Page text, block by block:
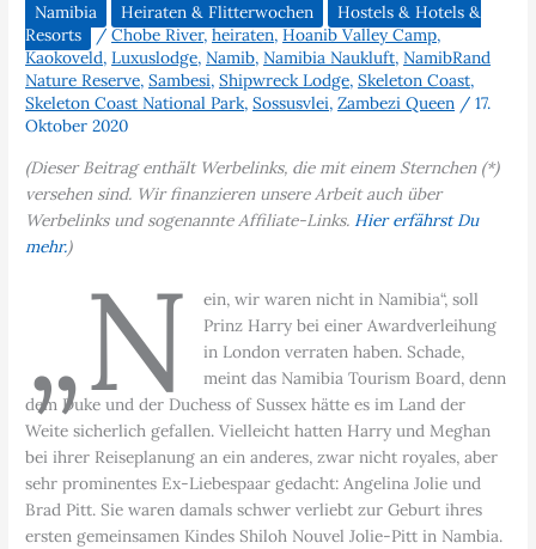
Namibia Heiraten & Flitterwochen
Hostels & Hotels &
Resorts
/Chobe River,heiraten,Hoanib Valley Camp,
Kaokoveld,Luxuslodge,Namib,Namibia Naukluft,NamibRand
Nature Reserve,Sambesi,Shipwreck Lodge,Skeleton Coast,
Skeleton Coast National Park,Sossusvlei,Zambezi Queen /17.
Oktober 2020
(Dieser Beitrag enthält Werbelinks, die mit einem Sternchen (*)
versehen sind. Wir finanzieren unsere Arbeit auch über
Werbelinks und sogenannte Affiliate-Links. Hier erfährst Du
mehr.)
„N
ein, wir waren nicht in Namibia“, soll
Prinz Harry bei einer Awardverleihung
in London verraten haben. Schade,
meint das Namibia Tourism Board, denn
dem Duke und der Duchess of Sussex hätte es im Land der
Weite sicherlich gefallen. Vielleicht hatten Harry und Meghan
bei ihrer Reiseplanung an ein anderes, zwar nicht royales, aber
sehr prominentes Ex-Liebespaar gedacht: Angelina Jolie und
Brad Pitt. Sie waren damals schwer verliebt zur Geburt ihres
ersten gemeinsamen Kindes Shiloh Nouvel Jolie-Pitt in Nambia.